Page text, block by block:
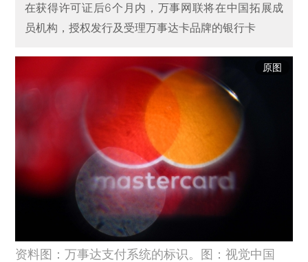
在获得许可证后6个月内，万事网联将在中国拓展成
员机构，授权发行及受理万事达卡品牌的银行卡
原图
资料图：万事达支付系统的标识。图：视觉中国